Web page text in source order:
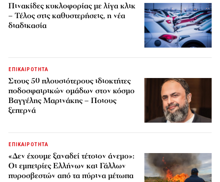
Πινακίδες κυκλοφορίας με λίγα κλικ
– Τέλος στις καθυστερήσεις, η νέα
διαδικασία
ΕΠΙΚΑΙΡΟΤΗΤΑ
Στους 50 πλουσιότερους ιδιοκτήτες
ποδοσφαιρικών ομάδων στον κόσμο
Βαγγέλης Μαρινάκης – Ποιους
ξεπερνά
ΕΠΙΚΑΙΡΟΤΗΤΑ
«Δεν έχουμε ξαναδεί τέτοιον άνεμο»:
Οι εμπειρίες Ελλήνων και Γάλλων
πυροσβεστών από τα πύρινα μέτωπα